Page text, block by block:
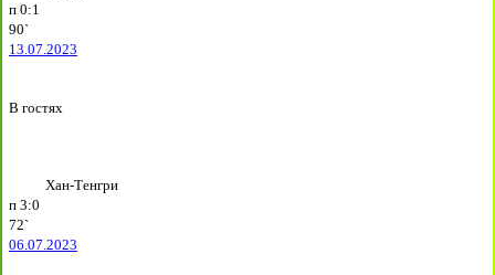
п 0:1
90`
13.07.2023
В гостях
Хан-Тенгри
п 3:0
72`
06.07.2023